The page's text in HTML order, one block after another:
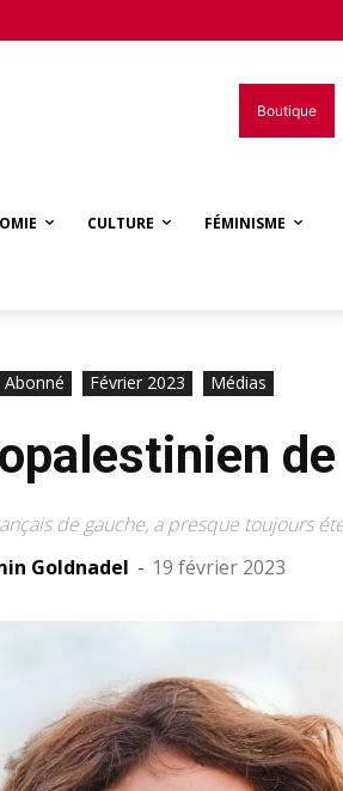
Boutique
CULTURE FÉMINISME
Abonné Février 2023 Médias
de gauche, a presque toujours
Goldnadel - 19 février 2023